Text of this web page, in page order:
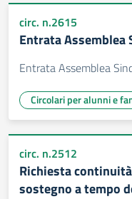
circ. n.2615
Entrata Assemblea
Entrata Assemblea
Circolari per alunni e
circ. n.2512
Richiesta
sostegno a tempo